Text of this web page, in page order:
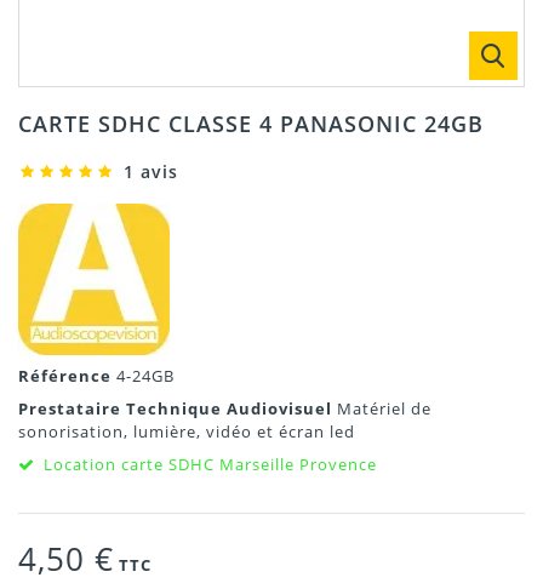
CARTE SDHC CLASSE 4 PANASONIC 24GB
1 avis
Référence 4-24GB
Prestataire Technique Audiovisuel Matériel de
sonorisation, lumière, vidéo et écran led
Location carte SDHC Marseille Provence
4,50 € TTC